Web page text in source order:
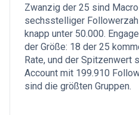
Zwanzig der 25 sind
sechsstelliger
knapp unter 50.000.
der Größe: 18 der 25
Rate, und der Spitzenwert
Account mit 199.910
sind die größten Gruppen.